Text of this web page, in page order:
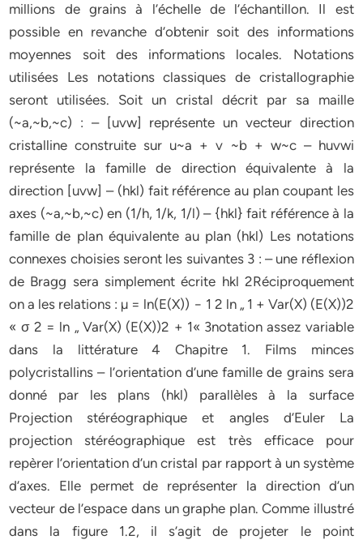
millions de grains à l’échelle de l’échantillon. Il est
possible en revanche d’obtenir soit des informations
moyennes soit des informations locales. Notations
utilisées Les notations classiques de cristallographie
seront utilisées. Soit un cristal décrit par sa maille
(~a,~b,~c) : – [uvw] représente un vecteur direction
cristalline construite sur u~a + v ~b + w~c – huvwi
représente la famille de direction équivalente à la
direction [uvw] – (hkl) fait référence au plan coupant les
axes (~a,~b,~c) en (1/h, 1/k, 1/l) – {hkl} fait référence à la
famille de plan équivalente au plan (hkl) Les notations
connexes choisies seront les suivantes 3 : – une réflexion
de Bragg sera simplement écrite hkl 2Réciproquement
on a les relations : µ = ln(E(X)) − 1 2 ln „ 1 + Var(X) (E(X))2
« σ 2 = ln „ Var(X) (E(X))2 + 1« 3notation assez variable
dans la littérature 4 Chapitre 1. Films minces
polycristallins – l’orientation d’une famille de grains sera
donné par les plans (hkl) parallèles à la surface
Projection stéréographique et angles d’Euler La
projection stéréographique est très efficace pour
repèrer l’orientation d’un cristal par rapport à un système
d’axes. Elle permet de représenter la direction d’un
vecteur de l’espace dans un graphe plan. Comme illustré
dans la figure 1.2, il s’agit de projeter le point